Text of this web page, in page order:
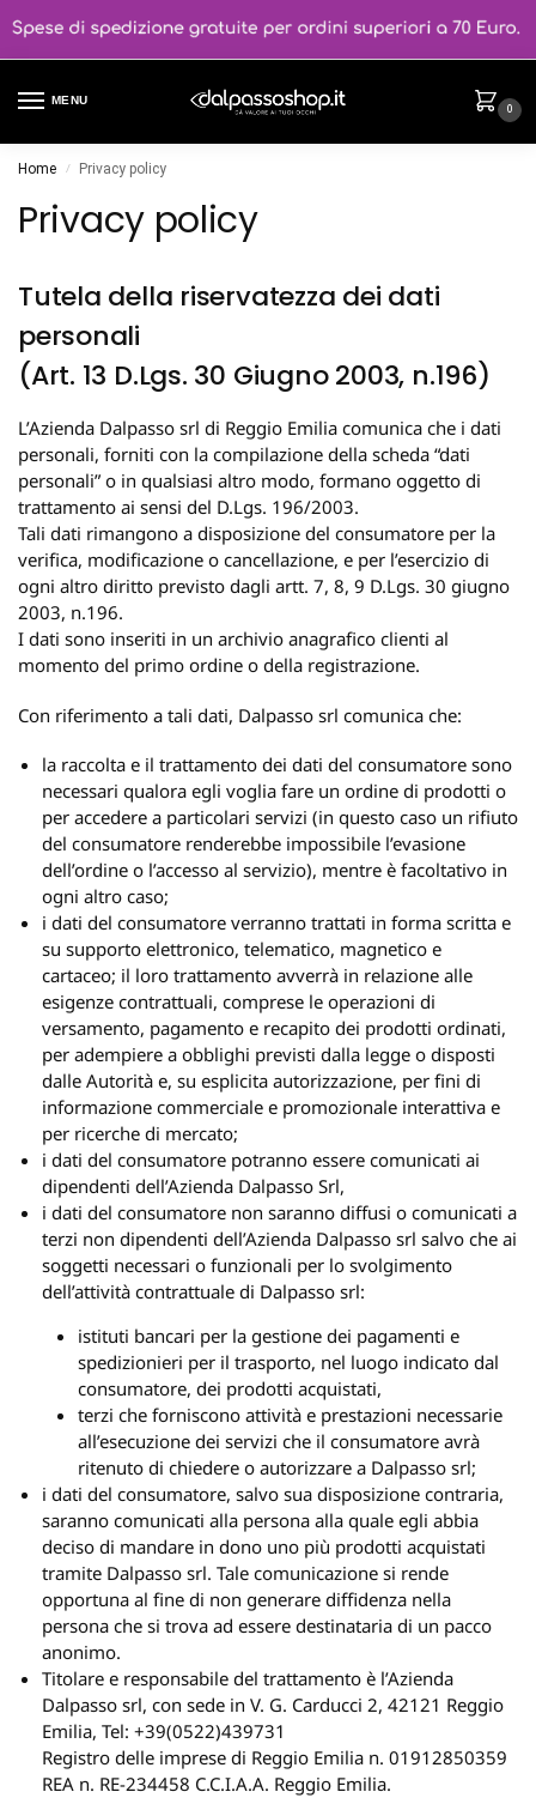
MENU
0
Home / Privacy policy
Privacy policy
Tutela della riservatezza dei dati
personali
(Art. 13 D.Lgs. 30 Giugno 2003, n.196)
L’Azienda Dalpasso srl di Reggio Emilia comunica che i dati
personali, forniti con la compilazione della scheda “dati
personali” o in qualsiasi altro modo, formano oggetto di
trattamento ai sensi del D.Lgs. 196/2003.
Tali dati rimangono a disposizione del consumatore per la
verifica, modificazione o cancellazione, e per l’esercizio di
ogni altro diritto previsto dagli artt. 7, 8, 9 D.Lgs. 30 giugno
2003, n.196.
I dati sono inseriti in un archivio anagrafico clienti al
momento del primo ordine o della registrazione.
Con riferimento a tali dati, Dalpasso srl comunica che:
la raccolta e il trattamento dei dati del consumatore sono
necessari qualora egli voglia fare un ordine di prodotti o
per accedere a particolari servizi (in questo caso un rifiuto
del consumatore renderebbe impossibile l’evasione
dell’ordine o l’accesso al servizio), mentre è facoltativo in
ogni altro caso;
i dati del consumatore verranno trattati in forma scritta e
su supporto elettronico, telematico, magnetico e
cartaceo; il loro trattamento avverrà in relazione alle
esigenze contrattuali, comprese le operazioni di
versamento, pagamento e recapito dei prodotti ordinati,
per adempiere a obblighi previsti dalla legge o disposti
dalle Autorità e, su esplicita autorizzazione, per fini di
informazione commerciale e promozionale interattiva e
per ricerche di mercato;
i dati del consumatore potranno essere comunicati ai
dipendenti dell’Azienda Dalpasso Srl,
i dati del consumatore non saranno diffusi o comunicati a
terzi non dipendenti dell’Azienda Dalpasso srl salvo che ai
soggetti necessari o funzionali per lo svolgimento
dell’attività contrattuale di Dalpasso srl:
istituti bancari per la gestione dei pagamenti e
spedizionieri per il trasporto, nel luogo indicato dal
consumatore, dei prodotti acquistati,
terzi che forniscono attività e prestazioni necessarie
all’esecuzione dei servizi che il consumatore avrà
ritenuto di chiedere o autorizzare a Dalpasso srl;
i dati del consumatore, salvo sua disposizione contraria,
saranno comunicati alla persona alla quale egli abbia
deciso di mandare in dono uno più prodotti acquistati
tramite Dalpasso srl. Tale comunicazione si rende
opportuna al fine di non generare diffidenza nella
persona che si trova ad essere destinataria di un pacco
anonimo.
Titolare e responsabile del trattamento è l’Azienda
Dalpasso srl, con sede in V. G. Carducci 2, 42121 Reggio
Emilia, Tel: +39(0522)439731
Registro delle imprese di Reggio Emilia n. 01912850359
REA n. RE-234458 C.C.I.A.A. Reggio Emilia.